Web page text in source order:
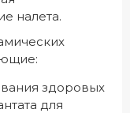
налета.
здоровых
для